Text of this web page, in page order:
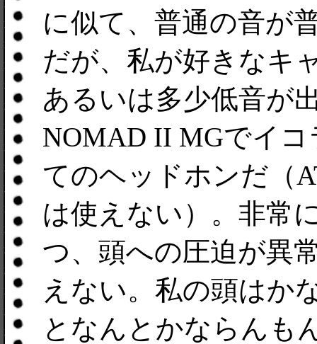
に似て、普通の音が
だが、私が好きなキ
あるいは多少低音が
NOMAD II MGでイ
てのヘッドホンだ（
は使えない）。非常
つ、頭への圧迫が異
えない。私の頭はか
となんとかならんも